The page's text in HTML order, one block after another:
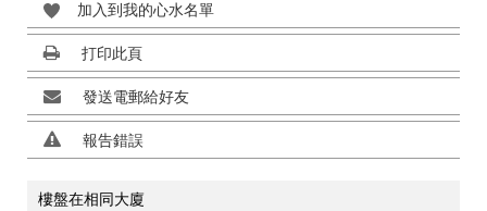
加入到我的心水名單
打印此頁
發送電郵給好友
報告錯誤
樓盤在相同大廈